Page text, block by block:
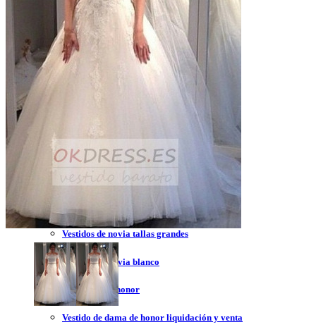
Vestidos de novia 2023
Vestidos de novia sin tirantes
Vestidos de novia encaje
Vestidos de novia corte princesa
Vestidos de novia corte sirena
Vestidos de novia corto
Vestidos de novia espalda descubierta
Vestidos de novia tallas grandes
Vestidos de novia blanco
Vestidos de dama de honor
Vestido de dama de honor liquidación y venta